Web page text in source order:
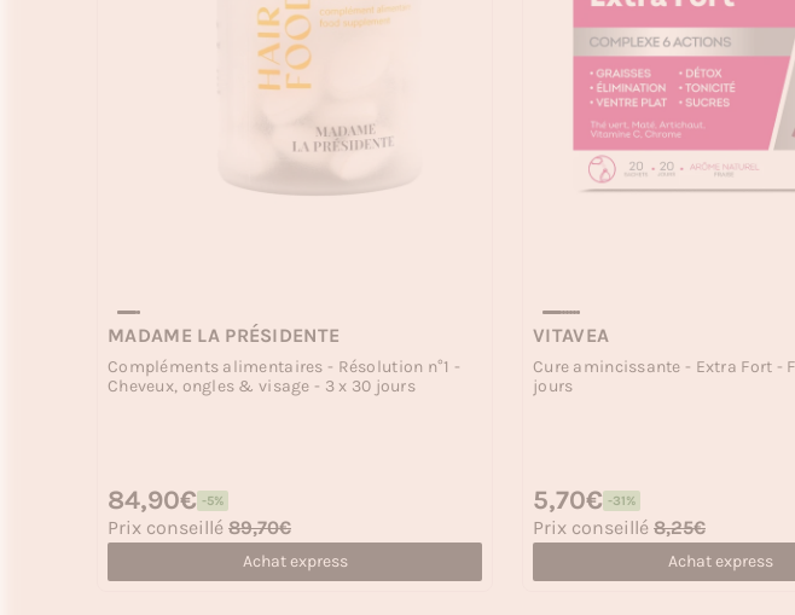
MADAME LA PRÉSIDENTE
Compléments alimentaires - Résolution n°1 -
Cheveux, ongles & visage - 3 x 30 jours
Prix soldé
84,90€ -5%
Prix habituel
Prix conseillé 89,70€
Achat express
VITAVEA
Cure amincissante - Extra Fort -
jours
Prix soldé
5,70€ -31%
Prix habituel
Prix conseillé 8,25€
Achat express